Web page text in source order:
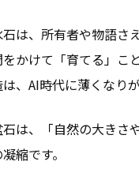
は、所有者や物語さ
かけて「育てる」こ
は、AI時代に薄くなり
は、「自然の大きさ
縮です。